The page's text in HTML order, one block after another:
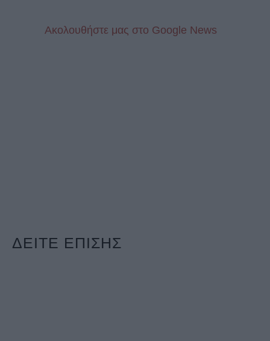
Aκολουθήστε μας στo Google News
ΔΕΙΤΕ ΕΠΙΣΗΣ